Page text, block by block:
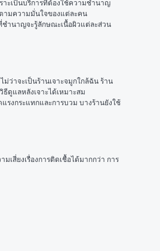
าะเป็นบริการที่ต้องใช้ความชำนาญ
ตามความมั่นใจของแต่ละคน
ที่ชำนาญจะรู้ลักษณะเนื้อผิวแต่ละส่วน
ว่าจะเป็นร้านเจาะจมูกใกล้ฉัน ร้าน
ดูแลหลังเจาะได้เหมาะสม
รงกระแทกและการบวม บางร้านยังใช้
สี่ยงเรื่องการติดเชื้อได้มากกว่า การ